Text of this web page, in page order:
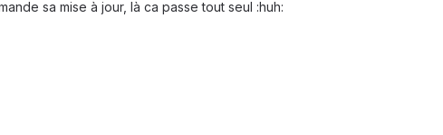
sa mise à jour, là ca passe tout seul :huh: